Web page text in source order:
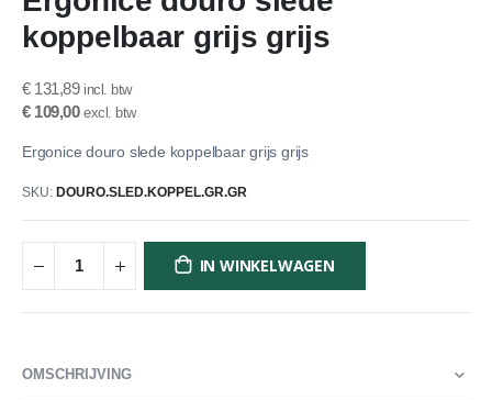
het
begin
de
afbeeldingen-
koppelbaar grijs grijs
€ 131,89
€ 109,00
Ergonice douro slede koppelbaar grijs grijs
SKU DOURO.SLED.KOPPEL.GR.GR
IN WINKELWAGEN
OMSCHRIJVING